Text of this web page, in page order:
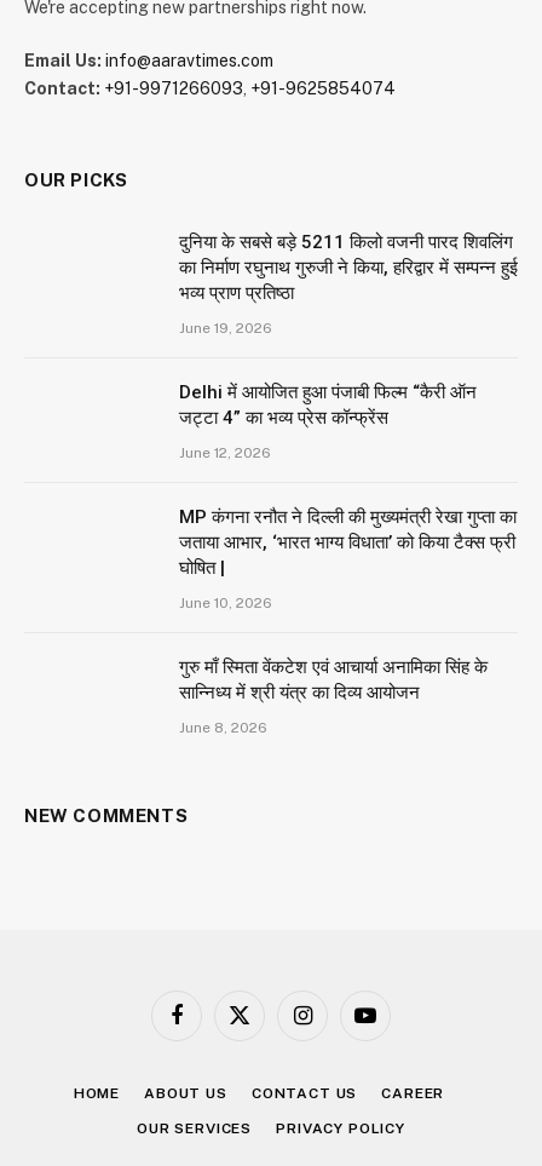
Video
Player
Aarav Times, registered as DELHIN28982, offers weekly
global news and PR services to empower readers and
info@aaravtimes.com
+91-9971266093, +91-9625854074
Delhi में आयोजित हुआ पंजाबी फिल्म “कैरी ऑन
जट्टा 4” का भव्य प्रेस कॉन्फ्रेंस
MP कंगना रनौत ने दिल्ली की मुख्यमंत्री रेखा गुप्ता का